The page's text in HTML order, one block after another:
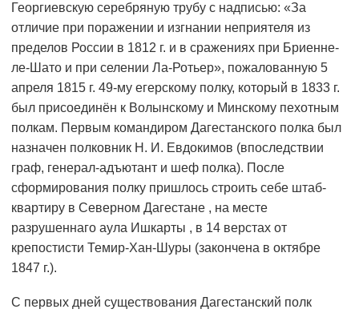
Георгиевскую серебряную трубу с надписью: «За
отличие при поражении и изгнании неприятеля из
пределов России в 1812 г. и в сражениях при Бриенне-
ле-Шато и при селении Ла-Ротьер», пожалованную 5
апреля 1815 г. 49-му егерскому полку, который в 1833 г.
был присоединён к Волынскому и Минскому пехотным
полкам. Первым командиром Дагестанского полка был
назначен полковник Н. И. Евдокимов (впоследствии
граф, генерал-адъютант и шеф полка). После
сформирования полку пришлось строить себе штаб-
квартиру в Северном Дагестане , на месте
разрушеннаго аула Ишкарты , в 14 верстах от
крепостисти Темир-Хан-Шуры (закончена в октябре
1847 г.).
С первых дней существования Дагестанский полк